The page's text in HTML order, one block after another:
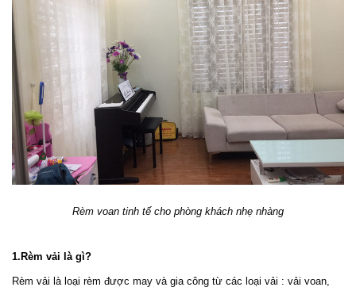
Rèm voan tinh tế cho phòng khách nhẹ nhàng
1.Rèm vải là gì?
Rèm vải là loại rèm được may và gia công từ các loại vải : vải voan,